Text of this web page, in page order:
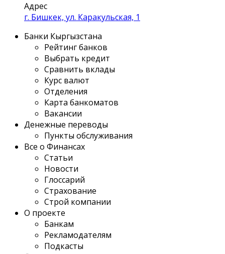
Адрес
г. Бишкек, ул. Каракульская, 1
Банки Кыргызстана
Рейтинг банков
Выбрать кредит
Сравнить вклады
Курс валют
Отделения
Карта банкоматов
Вакансии
Денежные переводы
Пункты обслуживания
Все о Финансах
Статьи
Новости
Глоссарий
Страхование
Строй компании
О проекте
Банкам
Рекламодателям
Подкасты